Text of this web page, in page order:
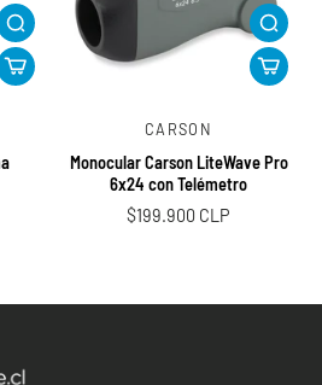
CARSON
Monocular Carson LiteWave Pro
6x24 con Telémetro
$199.900 CLP